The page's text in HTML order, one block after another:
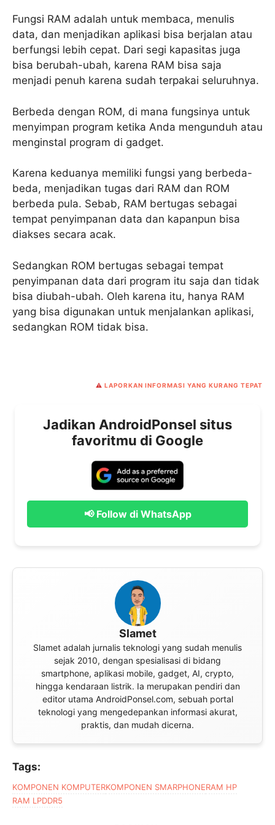
Fungsi RAM adalah untuk membaca, menulis
data, dan menjadikan aplikasi bisa berjalan atau
berfungsi lebih cepat. Dari segi kapasitas juga
bisa berubah-ubah, karena RAM bisa saja
menjadi penuh karena sudah terpakai seluruhnya.
Berbeda dengan ROM, di mana fungsinya untuk
menyimpan program ketika Anda mengunduh atau
menginstal program di gadget.
Karena keduanya memiliki fungsi yang berbeda-
beda, menjadikan tugas dari RAM dan ROM
berbeda pula. Sebab, RAM bertugas sebagai
tempat penyimpanan data dan kapanpun bisa
diakses secara acak.
Sedangkan ROM bertugas sebagai tempat
penyimpanan data dari program itu saja dan tidak
bisa diubah-ubah. Oleh karena itu, hanya RAM
yang bisa digunakan untuk menjalankan aplikasi,
sedangkan ROM tidak bisa.
⚠️ LAPORKAN INFORMASI YANG KURANG TEPAT
Jadikan AndroidPonsel situs
favoritmu di Google
📢 Follow di WhatsApp
Slamet
Slamet adalah jurnalis teknologi yang sudah menulis
sejak 2010, dengan spesialisasi di bidang
smartphone, aplikasi mobile, gadget, AI, crypto,
hingga kendaraan listrik. Ia merupakan pendiri dan
editor utama AndroidPonsel.com, sebuah portal
teknologi yang mengedepankan informasi akurat,
praktis, dan mudah dicerna.
Tags:
KOMPONEN KOMPUTERKOMPONEN SMARPHONERAM HP
RAM LPDDR5